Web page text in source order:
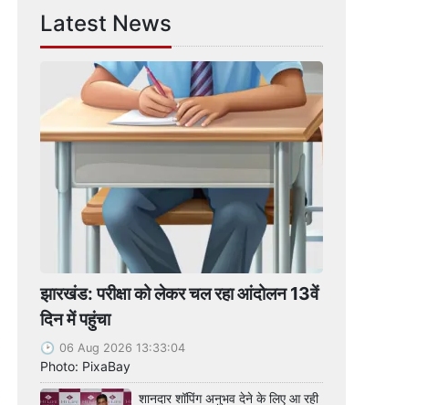
Latest News
झारखंड: परीक्षा को लेकर चल रहा आंदोलन 13वें
दिन में पहुंचा
06 Aug 2026 13:33:04
Photo: PixaBay
शानदार शॉपिंग अनुभव देने के लिए आ रही